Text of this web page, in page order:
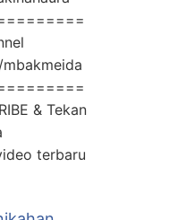
& Tekan
terbaru